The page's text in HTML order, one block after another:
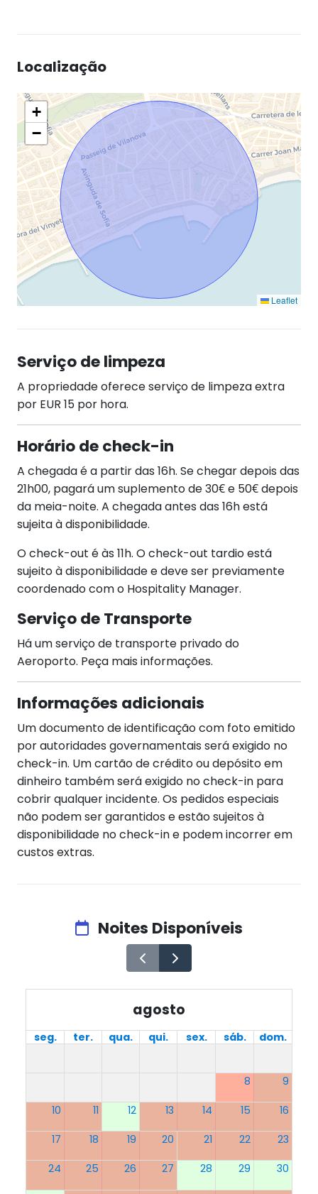
Localização
+
−
Leaflet
Serviço de limpeza
A propriedade oferece serviço de limpeza extra
por EUR 15 por hora.
Horário de check-in
A chegada é a partir das 16h. Se chegar depois das
21h00, pagará um suplemento de 30€ e 50€ depois
da meia-noite. A chegada antes das 16h está
sujeita à disponibilidade.
O check-out é às 11h. O check-out tardio está
sujeito à disponibilidade e deve ser previamente
coordenado com o Hospitality Manager.
Serviço de Transporte
Há um serviço de transporte privado do
Aeroporto. Peça mais informações.
Informações adicionais
Um documento de identificação com foto emitido
por autoridades governamentais será exigido no
check-in. Um cartão de crédito ou depósito em
dinheiro também será exigido no check-in para
cobrir qualquer incidente. Os pedidos especiais
não podem ser garantidos e estão sujeitos à
disponibilidade no check-in e podem incorrer em
custos extras.
Noites Disponíveis
agosto
seg. ter. qua. qui. sex. sáb. dom.
8 9
10 11 12 13 14 15 16
17 18 19 20 21 22 23
24 25 26 27 28 29 30